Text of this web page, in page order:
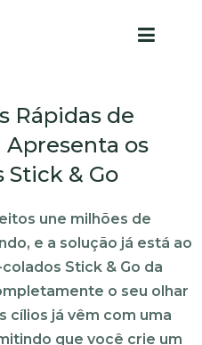
Rápidas de
Apresenta os
Stick & Go
une milhões de
e a solução já está ao
Stick & Go da
o seu olhar
cílios já vêm com uma
que você crie um